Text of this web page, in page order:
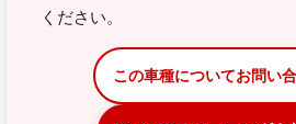
ください。
この車種についてお問い